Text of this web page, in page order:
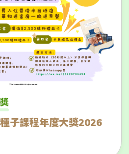
子課程年度大獎2026